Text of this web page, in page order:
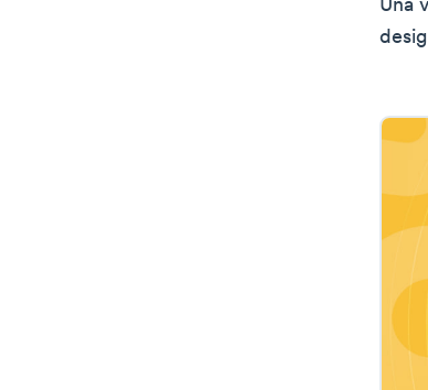
Una